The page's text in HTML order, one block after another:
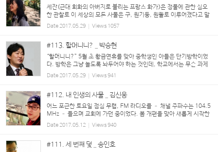
세잔(근대 회화의 아버지로 불리는 프랑스 화가)은 정물에 관한 심오
한 관찰로 이 세상의 모든 사물은 구, 원기둥, 원뿔로 이루어졌다고 말
하여 후대의 많은 화가들에게 존경을 받았고, 칸딘스키(추상미술의 아
버지로 불리는 러시아 화...
Date2017.05.29 Views 1057
#113. 할머니니? _ 박승현
“할머니니?” 5월 초 황금연휴를 맞아 중학생인 아들은 단기방학이었
다. 방학은 그냥 놀도록 놔두어야 하는 것인데, 학교에서는 무슨 과제
를 주는지(교장선생님은 학생들이 노는 꼴을 못 보는 듯). 그리고 아직
까지 일부 과제는 부모의 몫이다. ...
Date2017.05.29 Views941
#112. 내 인생의 사물 _ 김신웅
어느 포근한 토요일 점심 무렵, FM 라디오를 – 채널 주파수는 104.5
MHz – 들으며 교회에 가던 중이었다. 봄 개편을 맞아 새롭게 시작한
프로그램, 개그우먼 박지선 씨가 진행하는 ‘사물의 재발견’이 흘러나
왔다. 이 날 코너에서는 여러 청취...
Date2017.05.12 Views940
#111. 세 번째 덫 _ 송인호